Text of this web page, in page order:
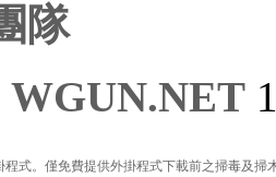
隊
WGUN.NET
。僅免費提供外掛程式下載前之掃毒及掃